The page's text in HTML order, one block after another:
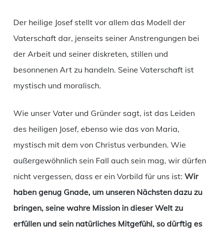
Der heilige Josef stellt vor allem das Modell der
Vaterschaft dar, jenseits seiner Anstrengungen bei
der Arbeit und seiner diskreten, stillen und
besonnenen Art zu handeln. Seine Vaterschaft ist
mystisch und moralisch.
Wie unser Vater und Gründer sagt, ist das Leiden
des heiligen Josef, ebenso wie das von Maria,
mystisch mit dem von Christus verbunden. Wie
außergewöhnlich sein Fall auch sein mag, wir dürfen
nicht vergessen, dass er ein Vorbild für uns ist: Wir
haben genug Gnade, um unseren Nächsten dazu zu
bringen, seine wahre Mission in dieser Welt zu
erfüllen und sein natürliches Mitgefühl, so dürftig es